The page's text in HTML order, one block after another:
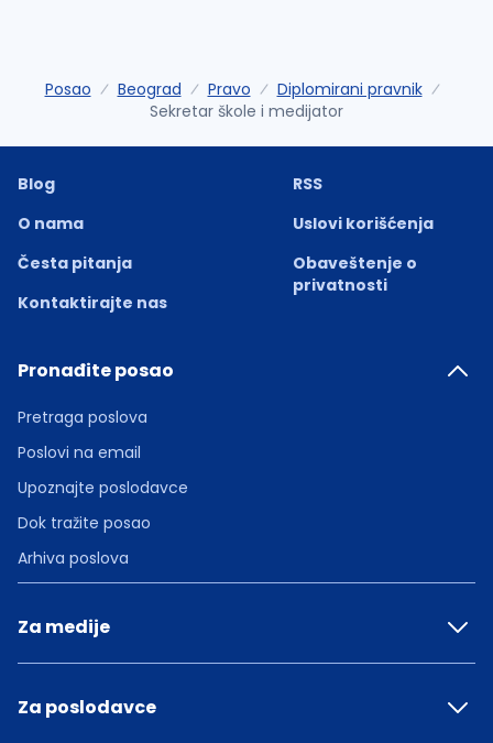
Posao Beograd Pravo
Diplomirani pravnik
Sekretar škole i medijator
Blog
O nama
Česta pitanja
Kontaktirajte nas
RSS
Uslovi korišćenja
Obaveštenje o
privatnosti
Pronađite posao
Pretraga poslova
Poslovi na email
Upoznajte poslodavce
Dok tražite posao
Arhiva poslova
Za medije
Za poslodavce